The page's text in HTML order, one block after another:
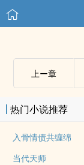
上ー章
热门小说推荐
入骨情债共缠绵
当代天师